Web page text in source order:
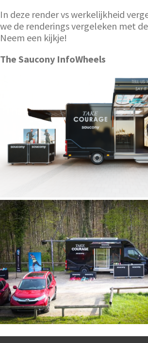
In deze render vs werkelijkheid
we de renderings vergeleken met
Neem een kijkje!
The Saucony InfoWheels